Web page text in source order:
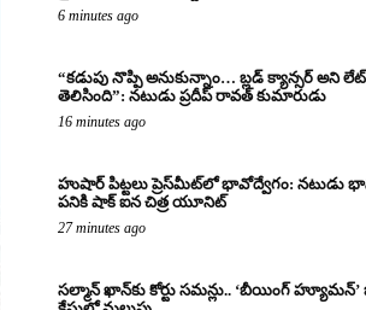
6 minutes ago
“కడుపు నొప్పి అనుకున్నాం… బ్లడ్ క్యాన్సర్ అని
తెలిసింది”: నటుడు ప్రదీప్ రావత్ కుమారుడు
16 minutes ago
హుషార్ పిట్టలు ప్రెస్‌మీట్‌లో భావోద్వేగం: నటుడు
పనికి షాక్ ఐన చిత్ర యూనిట్
27 minutes ago
సల్మాన్ ఖాన్‌కు కోర్టు సమన్లు.. ‘బీయింగ్ హ్యూమన్’